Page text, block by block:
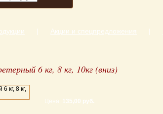
Акции и спецпредложения
6 кг, 8 кг, 10кг (вниз)
Цена: 135,00 руб.